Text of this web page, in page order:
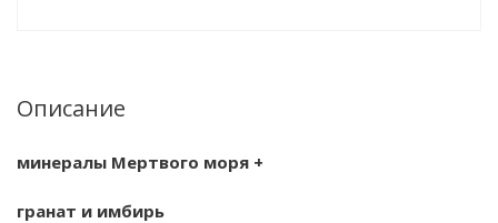
Описание
минералы Мертвого моря +
гранат и имбирь